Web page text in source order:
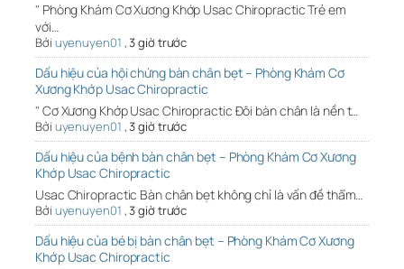
" Phòng Khám Cơ Xương Khớp Usac Chiropractic Trẻ em
với…
Bởi uyenuyen01 ,3 giờ trước
Dấu hiệu của hội chứng bàn chân bẹt – Phòng Khám Cơ
Xương Khớp Usac Chiropractic
" Cơ Xương Khớp Usac Chiropractic Đôi bàn chân là nền t…
Bởi uyenuyen01 ,3 giờ trước
Dấu hiệu của bệnh bàn chân bẹt – Phòng Khám Cơ Xương
Khớp Usac Chiropractic
Usac Chiropractic Bàn chân bẹt không chỉ là vấn đề thẩm…
Bởi uyenuyen01 ,3 giờ trước
Dấu hiệu của bé bị bàn chân bẹt – Phòng Khám Cơ Xương
Khớp Usac Chiropractic